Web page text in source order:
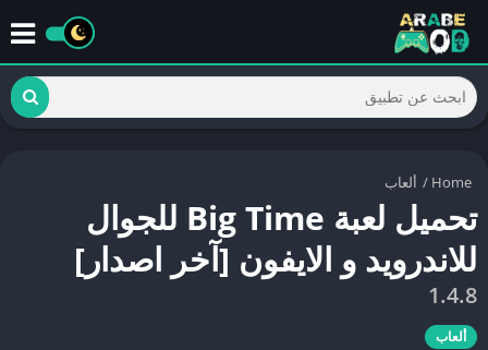
Home
/ ألعاب
تحميل لعبة Big Time للجوال
للاندرويد و الايفون [آخر اصدار]
1.4.8
ألعاب